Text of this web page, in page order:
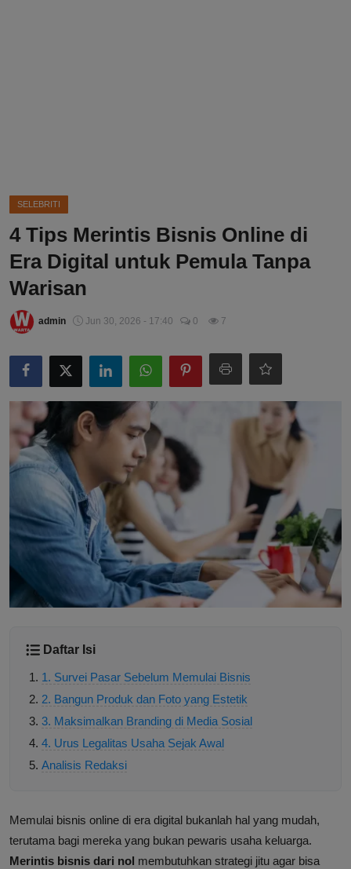
SELEBRITI
4 Tips Merintis Bisnis Online di
Era Digital untuk Pemula Tanpa
Warisan
admin Jun 30, 2026 - 17:40 0 7
Daftar Isi
1. Survei Pasar Sebelum Memulai Bisnis
2. Bangun Produk dan Foto yang Estetik
3. Maksimalkan Branding di Media Sosial
4. Urus Legalitas Usaha Sejak Awal
Analisis Redaksi
Memulai bisnis online di era digital bukanlah hal yang mudah,
terutama bagi mereka yang bukan pewaris usaha keluarga.
Merintis bisnis dari nol membutuhkan strategi jitu agar bisa